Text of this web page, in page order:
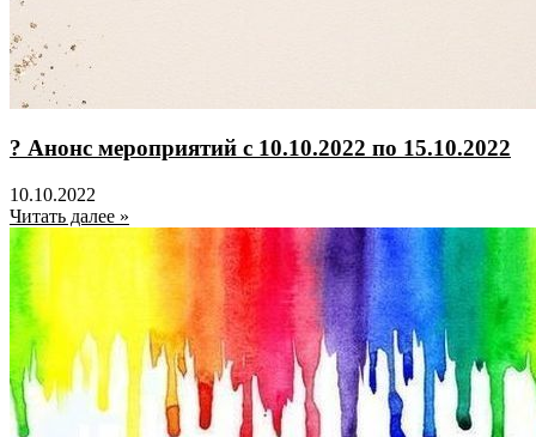
? Анонс мероприятий с 10.10.2022 по 15.10.2022
10.10.2022
Читать далее »